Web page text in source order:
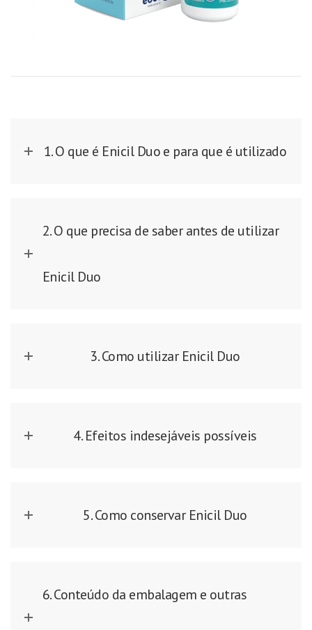
1. O que é Enicil Duo e para que é utilizado
2. O que precisa de saber antes de utilizar
Enicil Duo
3. Como utilizar Enicil Duo
4. Efeitos indesejáveis possíveis
5. Como conservar Enicil Duo
6. Conteúdo da embalagem e outras